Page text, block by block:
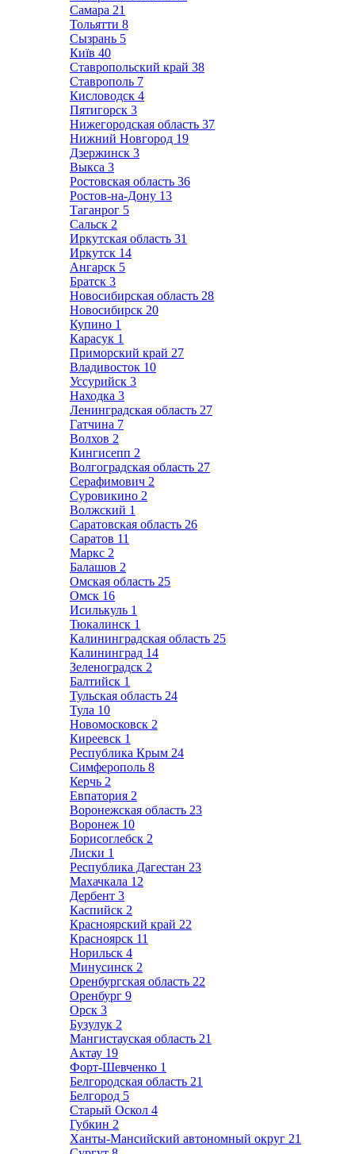
Самара 21
Тольятти 8
Сызрань 5
Київ 40
Ставропольский край 38
Ставрополь 7
Кисловодск 4
Пятигорск 3
Нижегородская область 37
Нижний Новгород 19
Дзержинск 3
Выкса 3
Ростовская область 36
Ростов-на-Дону 13
Таганрог 5
Сальск 2
Иркутская область 31
Иркутск 14
Ангарск 5
Братск 3
Новосибирская область 28
Новосибирск 20
Купино 1
Карасук 1
Приморский край 27
Владивосток 10
Уссурийск 3
Находка 3
Ленинградская область 27
Гатчина 7
Волхов 2
Кингисепп 2
Волгоградская область 27
Серафимович 2
Суровикино 2
Волжский 1
Саратовская область 26
Саратов 11
Маркс 2
Балашов 2
Омская область 25
Омск 16
Исилькуль 1
Тюкалинск 1
Калининградская область 25
Калининград 14
Зеленоградск 2
Балтийск 1
Тульская область 24
Тула 10
Новомосковск 2
Киреевск 1
Республика Крым 24
Симферополь 8
Керчь 2
Евпатория 2
Воронежская область 23
Воронеж 10
Борисоглебск 2
Лиски 1
Республика Дагестан 23
Махачкала 12
Дербент 3
Каспийск 2
Красноярский край 22
Красноярск 11
Норильск 4
Минусинск 2
Оренбургская область 22
Оренбург 9
Орск 3
Бузулук 2
Мангистауская область 21
Актау 19
Форт-Шевченко 1
Белгородская область 21
Белгород 5
Старый Оскол 4
Губкин 2
Ханты-Мансийский автономный округ 21